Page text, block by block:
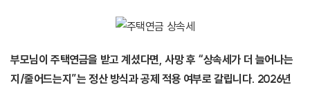
부모님이 주택연금을 받고 계셨다면, 사망 후 “상속세가 더 늘어나는
지/줄어드는지”는 정산 방식과 공제 적용 여부로 갈립니다. 2026년